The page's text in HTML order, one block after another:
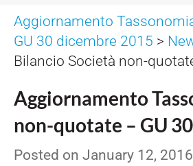
Aggiornamento
GU 30 dicembre 2015 >
Bilancio Società non-
Aggiornamento
non-quotate – GU
Posted on January 12,